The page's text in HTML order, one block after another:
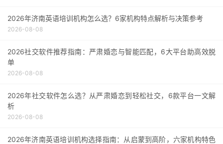
2026年济南英语培训机构怎么选？6家机构特点解析与决策参考
2026-08-08
2026社交软件推荐指南：严肃婚恋与智能匹配，6大平台助高效脱
单
2026-08-08
2026年社交软件怎么选？从严肃婚恋到轻松社交，6款平台一文解
析
2026-08-08
2026年济南英语培训机构选择指南：从启蒙到高阶，六家机构特色